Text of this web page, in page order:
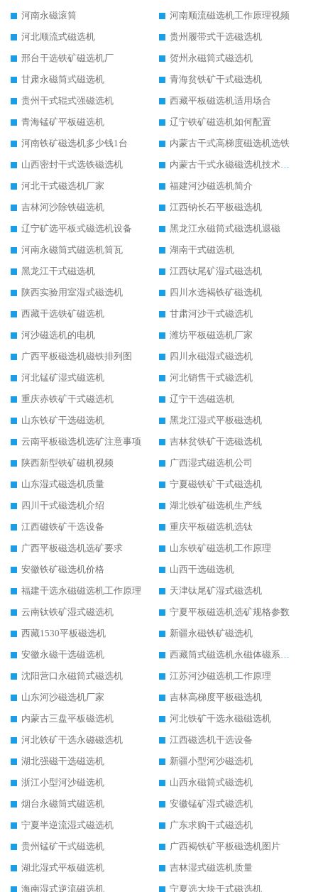
河南永磁滚筒
河南顺流磁选机工作原理视频
河北顺流式磁选机
贵州履带式干选磁选机
邢台干选铁矿磁选机厂
贺州永磁筒式磁选机
甘肃永磁筒式磁选机
青海贫铁矿干式磁选机
贵州干式辊式强磁选机
西藏平板磁选机适用场合
青海锰矿平板磁选机
辽宁铁矿磁选机如何配置
河南铁矿磁选机多少钱1台
内蒙古干式高梯度磁选机选铁
山西密封干式选铁磁选机
河北干式磁选机厂家
福建河沙磁选机简介
吉林河沙除铁磁选机
江西钠长石平板磁选机
辽宁矿选平板式磁选机设备
黑龙江永磁筒式磁选机退磁
河南永磁筒式磁选机筒瓦
湖南干式磁选机
黑龙江干式磁选机
江西钛尾矿湿式磁选机
陕西实验用室湿式磁选机
四川水选褐铁矿磁选机
西藏干选铁矿磁选机
甘肃河沙干式磁选机
河沙磁选机的电机
潍坊平板磁选机厂家
广西平板磁选机磁铁排列图
四川永磁湿式磁选机
河北锰矿湿式磁选机
河北销售干式磁选机
重庆赤铁矿干式磁选机
辽宁干选磁选机
山东铁矿干选磁选机
黑龙江湿式平板磁选机
云南平板磁选机选矿注意事项
吉林贫铁矿干选磁选机
陕西新型铁矿磁机视频
广西湿式磁选机公司
山东湿式磁选机质量
宁夏磁铁矿干式磁选机
四川干式磁选机介绍
湖北铁矿磁选机生产线
江西磁铁矿干选设备
重庆平板磁选机选钛
广西平板磁选机选矿要求
山东铁矿磁选机工作原理
安徽铁矿磁选机价格
山西干选磁选机
福建干选永磁磁选机工作原理
天津钛尾矿湿式磁选机
云南钛铁矿湿式磁选机
宁夏平板磁选机选矿规格参数
西藏1530平板磁选机
新疆永磁铁矿磁选机
安徽永磁干选磁选机
沈阳营口永磁筒式磁选机
江苏河沙磁选机工作原理
山东河沙磁选机厂家
吉林高梯度平板磁选机
内蒙古三盘平板磁选机
河北铁矿干选永磁磁选机
河北铁矿干选永磁磁选机
江西磁选机干选设备
湖北强磁干选磁选机
新疆小型河沙磁选机
浙江小型河沙磁选机
山西永磁筒式磁选机
烟台永磁筒式磁选机
安徽锰矿湿式磁选机
宁夏半逆流湿式磁选机
广东求购干式磁选机
贵州锰矿干式磁选机
广西褐铁矿平板磁选机图片
湖北湿式平板磁选机
吉林湿式磁选机质量
海南湿式逆流磁选机
宁夏选大块干式磁选机